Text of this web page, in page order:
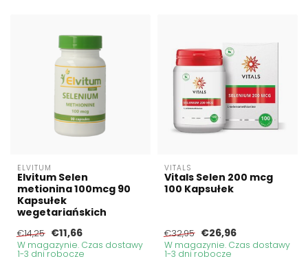
ELVITUM
Elvitum Selen
metionina 100mcg 90
Kapsułek
wegetariańskich
€14,25 €11,66
W magazynie. Czas dostawy
1-3 dni robocze
VITALS
Vitals Selen 200 mcg
100 Kapsułek
€32,95 €26,96
W magazynie. Czas dostawy
1-3 dni robocze